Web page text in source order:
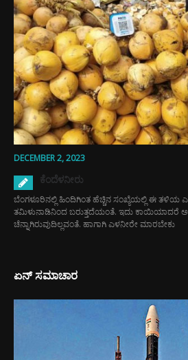
DECEMBER 2, 2023
ಕೆಂದೆಳನೀರು
ಬೆಂಗಳೂರಿನಲ್ಲಿ ಹಿಂದಿಗಿಂತ ಹೆಚ್ಚಿನ ಸಂಖ್ಯೆಯಲ್ಲಿ ಈ ತಳಿಯ
ತಮಿಳುನಾಡಿನಿಂದ ಬರುತ್ತದೆಯಂತೆ. ಇದು ಕಾಯಿಯಾದರೆ
ಚೆನ್ನಾಗಿರುವುದಿಲ್ಲವಂತೆ. ಹಾಗಾಗಿ ಎಳನೀರೇ ಮಾರಬೇಕು
ಏನ್ ಸಮಾಚಾರ